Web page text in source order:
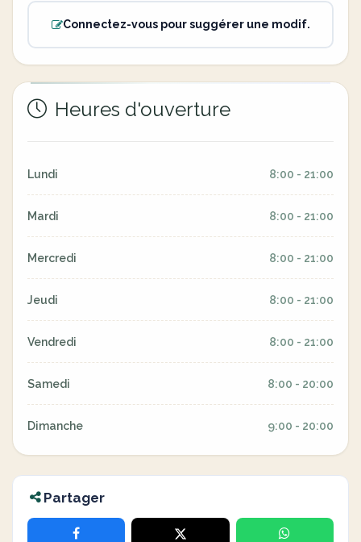
Connectez-vous pour suggérer une modif.
Heures d'ouverture
Lundi 8:00 - 21:00
Mardi 8:00 - 21:00
Mercredi 8:00 - 21:00
Jeudi 8:00 - 21:00
Vendredi 8:00 - 21:00
Samedi 8:00 - 20:00
Dimanche 9:00 - 20:00
Partager